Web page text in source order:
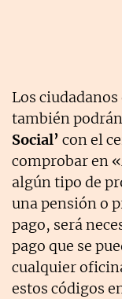
Los
también
Social’ con el
comprobar en
algún tipo de
una pensión o
pago, será
pago que se
cualquier
estos códigos